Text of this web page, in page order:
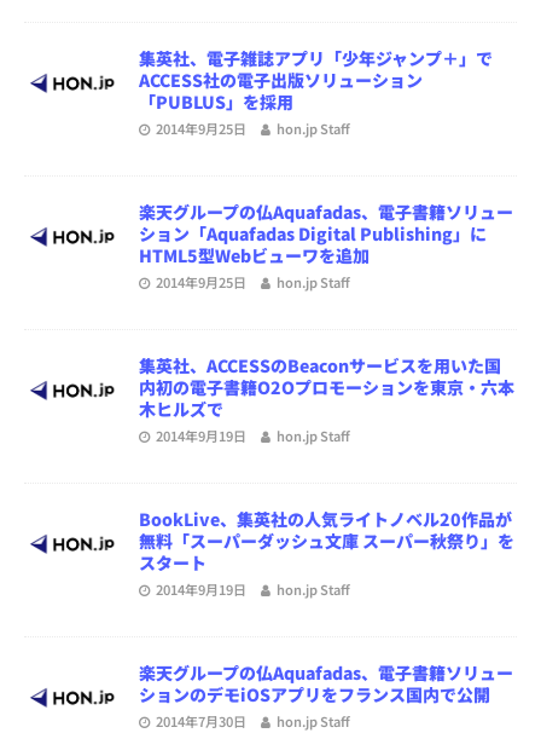
集英社、電子雑誌アプリ「少年ジャンプ＋」で
ACCESS社の電子出版ソリューション
「PUBLUS」を採用
2014年9月25日 hon.jp Staff
楽天グループの仏Aquafadas、電子書籍ソリュー
ション「Aquafadas Digital Publishing」に
HTML5型Webビューワを追加
2014年9月25日 hon.jp Staff
集英社、ACCESSのBeaconサービスを用いた国
内初の電子書籍O2Oプロモーションを東京・六本
木ヒルズで
2014年9月19日 hon.jp Staff
BookLive、集英社の人気ライトノベル20作品が
無料「スーパーダッシュ文庫 スーパー秋祭り」を
スタート
2014年9月19日 hon.jp Staff
楽天グループの仏Aquafadas、電子書籍ソリュー
ションのデモiOSアプリをフランス国内で公開
2014年7月30日 hon.jp Staff